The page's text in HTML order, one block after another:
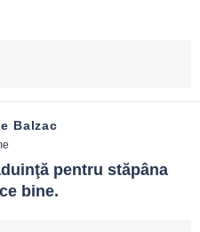
Balzac
pentru stăpâna
bine.